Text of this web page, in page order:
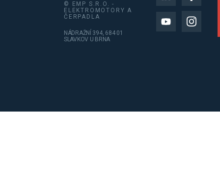
© EMP S.R.O. -
ELEKTROMOTORY A
ČERPADLA
NÁDRAŽNÍ 394, 684 01
SLAVKOV U BRNA